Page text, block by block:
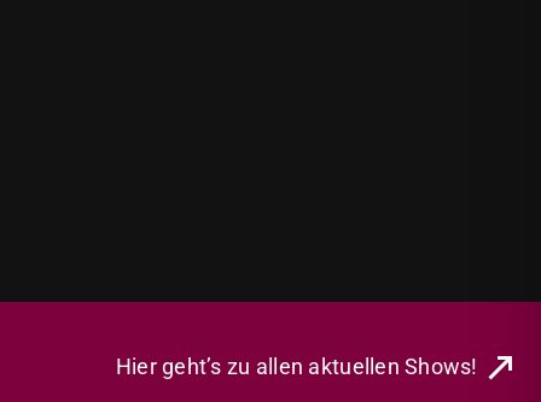
Hier geht’s zu allen aktuellen Shows!